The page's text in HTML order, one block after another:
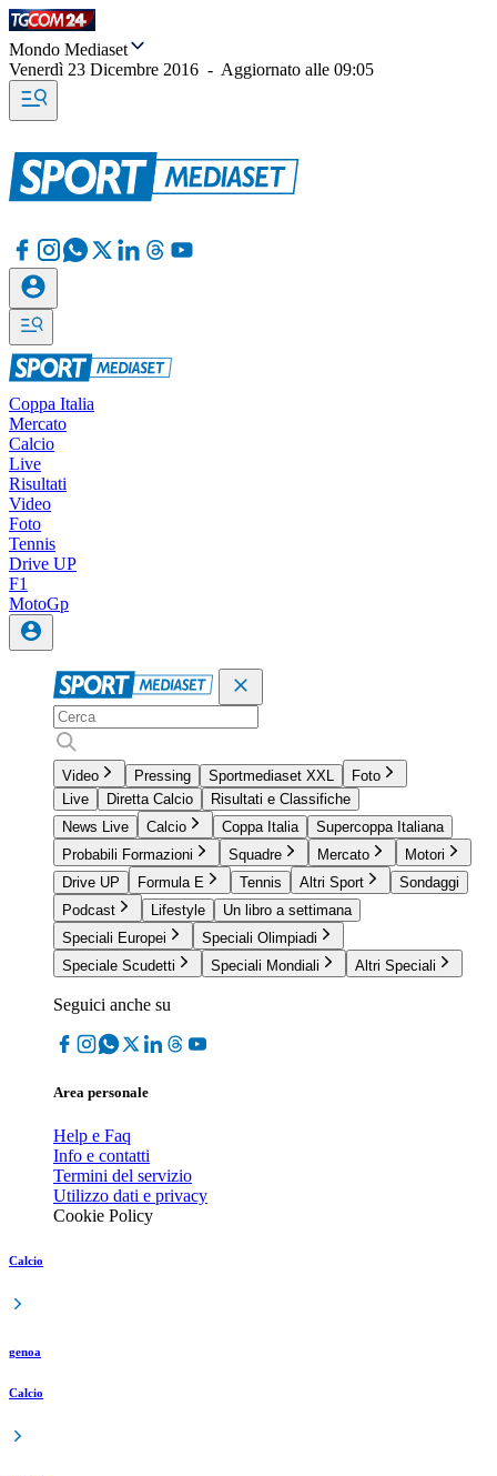
Mondo Mediaset
Venerdì 23 Dicembre 2016 - Aggiornato alle 09:05
Coppa Italia
Mercato
Calcio
Live
Risultati
Video
Foto
Tennis
Drive UP
F1
MotoGp
Video Pressing Sportmediaset XXL
Foto
Live
Diretta Calcio
Risultati e Classifiche
News Live
Calcio Coppa Italia
Supercoppa Italiana
Probabili Formazioni
Squadre Mercato
Motori
Drive UP
Formula E Tennis Altri Sport
Sondaggi
Podcast
Lifestyle
Un libro a settimana
Speciali Europei
Speciali Olimpiadi
Speciale Scudetti
Speciali Mondiali Altri Speciali
Seguici anche su
Area personale
Help e Faq
Info e contatti
Termini del servizio
Utilizzo dati e privacy
Cookie Policy
Calcio
genoa
Calcio